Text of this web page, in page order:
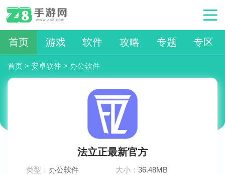
首页 游戏 软件 攻略 专题 专区
首页 > 安卓软件 > 办公软件
法立正最新官方
类型： 办公软件 大小：36.48MB